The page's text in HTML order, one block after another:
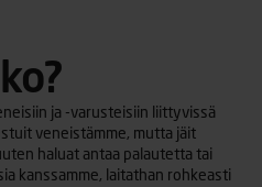
ja -varusteisiin liittyvissä
veneistämme, mutta jäit
haluat antaa palautetta tai
kanssamme, laitathan rohkeasti